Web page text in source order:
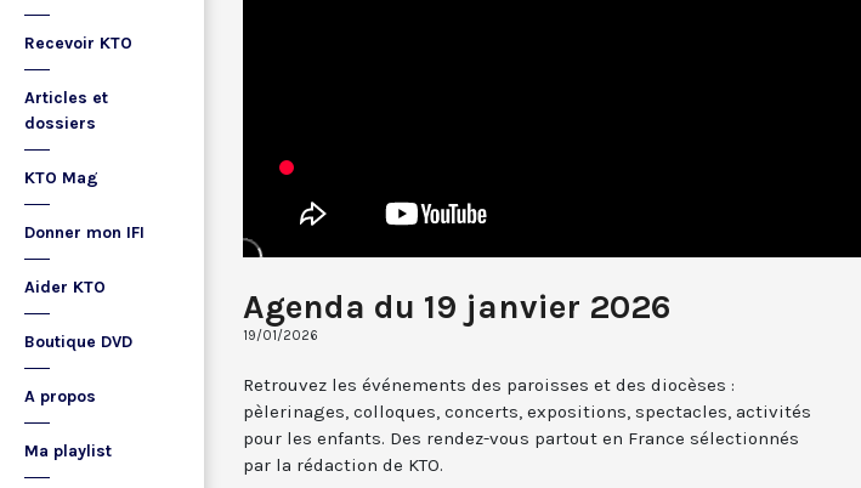
Recevoir KTO
Articles et
dossiers
KTO Mag
Donner mon IFI
Aider KTO
Boutique DVD
A propos
Ma playlist
Agenda du 19 janvier 2026
19/01/2026
Retrouvez les événements des paroisses et des diocèses :
pèlerinages, colloques, concerts, expositions, spectacles, activités
pour les enfants. Des rendez-vous partout en France sélectionnés
par la rédaction de KTO.